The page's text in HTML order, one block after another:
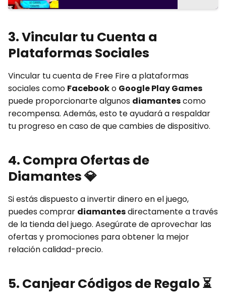
3. Vincular tu Cuenta a
Plataformas Sociales
Vincular tu cuenta de Free Fire a plataformas
sociales como Facebooko Google Play Games
puede proporcionarte algunos diamantescomo
recompensa. Además, esto te ayudará a respaldar
tu progreso en caso de que cambies de dispositivo.
4. Compra Ofertas de
Diamantes💎
Si estás dispuesto a invertir dinero en el juego,
puedes comprar diamantesdirectamente a través
de la tienda del juego. Asegúrate de aprovechar las
ofertas y promociones para obtener la mejor
relación calidad-precio.
5. Canjear Códigos de Regalo⏳